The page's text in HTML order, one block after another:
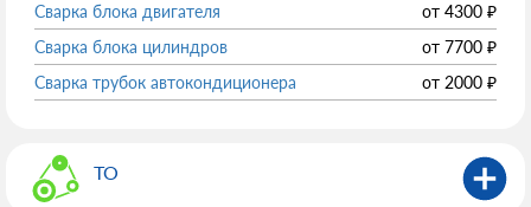
Сварка блока двигателя
от 4300 ₽
Сварка блока цилиндров
от 7700 ₽
Сварка трубок автокондиционера
от 2000 ₽
ТО